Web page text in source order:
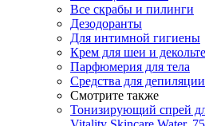
Все скрабы и пилинги
Дезодоранты
Для интимной гигиены
Крем для шеи и декольте
Парфюмерия для тела
Средства для депиляции
Смотрите также
Тонизирующий спрей